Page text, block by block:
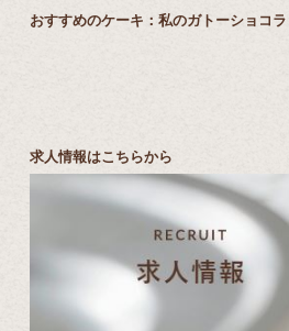
おすすめのケーキ：私のガトーショコラ
求人情報はこちらから